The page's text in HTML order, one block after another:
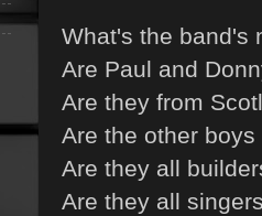
What's the band's
Are Paul and
Are they from
Are the other
Are they all
Are they all